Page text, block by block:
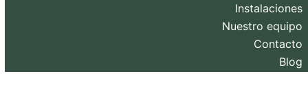
Instalaciones
Nuestro equipo
Contacto
Blog